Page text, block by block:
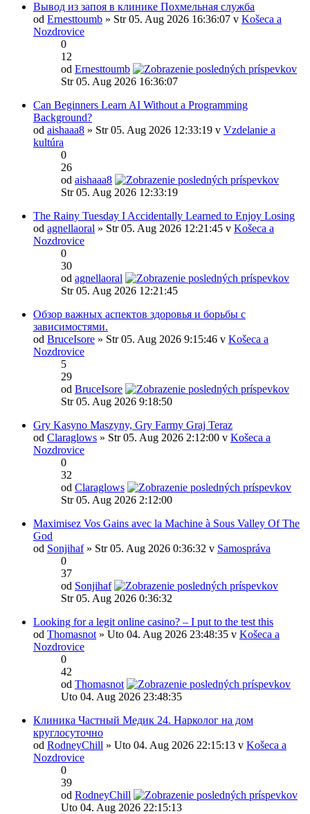
Вывод из запоя в клинике Похмельная служба
od Ernesttoumb » Str 05. Aug 2026 16:36:07 v Košeca a
Nozdrovice
0
12
od Ernesttoumb
Str 05. Aug 2026 16:36:07
Can Beginners Learn AI Without a Programming
Background?
od aishaaa8 » Str 05. Aug 2026 12:33:19 v Vzdelanie a
kultúra
0
26
od aishaaa8
Str 05. Aug 2026 12:33:19
The Rainy Tuesday I Accidentally Learned to Enjoy Losing
od agnellaoral » Str 05. Aug 2026 12:21:45 v Košeca a
Nozdrovice
0
30
od agnellaoral
Str 05. Aug 2026 12:21:45
Обзор важных аспектов здоровья и борьбы с
зависимостями.
od BruceIsore » Str 05. Aug 2026 9:15:46 v Košeca a
Nozdrovice
5
29
od BruceIsore
Str 05. Aug 2026 9:18:50
Gry Kasyno Maszyny, Gry Farmy Graj Teraz
od Claraglows » Str 05. Aug 2026 2:12:00 v Košeca a
Nozdrovice
0
32
od Claraglows
Str 05. Aug 2026 2:12:00
Maximisez Vos Gains avec la Machine à Sous Valley Of The
God
od Sonjihaf» Str 05. Aug 2026 0:36:32 v Samospráva
0
37
od Sonjihaf
Str 05. Aug 2026 0:36:32
Looking for a legit online casino? – I put to the test this
od Thomasnot » Uto 04. Aug 2026 23:48:35 v Košeca a
Nozdrovice
0
42
od Thomasnot
Uto 04. Aug 2026 23:48:35
Клиника Частный Медик 24. Нарколог на дом
круглосуточно
od RodneyChill » Uto 04. Aug 2026 22:15:13 v Košeca a
Nozdrovice
0
39
od RodneyChill
Uto 04. Aug 2026 22:15:13